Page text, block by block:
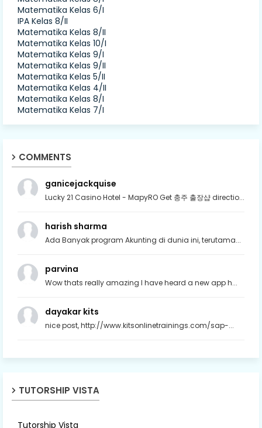
Matematika Kelas 6/I
IPA Kelas 8/II
Matematika Kelas 8/II
Matematika Kelas 10/I
Matematika Kelas 9/I
Matematika Kelas 9/II
Matematika Kelas 5/II
Matematika Kelas 4/II
Matematika Kelas 8/I
Matematika Kelas 7/I
COMMENTS
ganicejackquise
Lucky 21 Casino Hotel - MapyRO Get 충주 출장샵 directio...
harish sharma
Ada Banyak program Akunting di dunia ini, terutama...
parvina
Wow thats really amazing I have heard a new app h...
dayakar kits
nice post, http://www.kitsonlinetrainings.com/sap-...
TUTORSHIP VISTA
Tutorship Vista